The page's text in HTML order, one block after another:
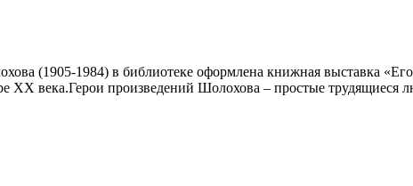
(1905-1984) в библиотеке оформлена книжная выставка
XX века.Герои произведений Шолохова – простые